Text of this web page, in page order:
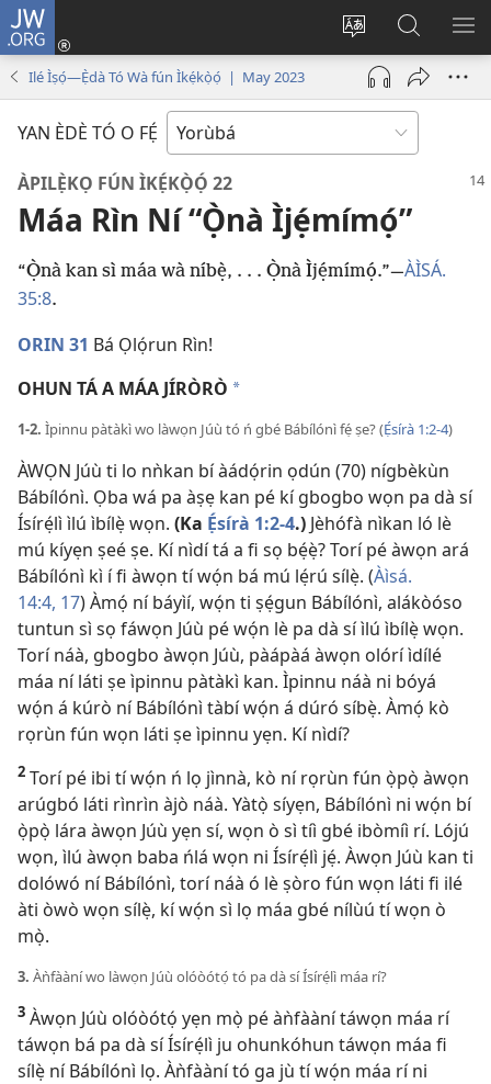
JW.ORG
Yí
èdè
ìkànnì
pa
Wọlé
(opens
window)
Wa
JW.ORG
Ilé Ìṣọ́—Ẹ̀dà Tó Wà fún Ìkẹ́kọ̀ọ́ | May 2023
YAN ÈDÈ TÓ O FẸ́
ÀPILẸ̀KỌ FÚN ÌKẸ́KỌ̀Ọ́ 22
Máa Rìn Ní “Ọ̀nà Ìjẹ́mímọ́”
“Ọ̀nà kan sì máa wà níbẹ̀, . . . Ọ̀nà Ìjẹ́mímọ́.”​—ÀÌSÁ.
35:8.
ORIN 31 Bá Ọlọ́run Rìn!
OHUN TÁ A MÁA JÍRÒRÒ a
1-2. Ìpinnu pàtàkì wo làwọn Júù tó ń gbé Bábílónì fẹ́ ṣe? (Ẹ́sírà 1:2-4)
ÀWỌN Júù ti lo nǹkan bí àádọ́rin ọdún (70) nígbèkùn
Bábílónì. Ọba wá pa àṣẹ kan pé kí gbogbo wọn pa dà sí
Ísírẹ́lì ìlú ìbílẹ̀ wọn. (Ka Ẹ́sírà 1:2-4.) Jèhófà nìkan ló lè
mú kíyẹn ṣeé ṣe. Kí nìdí tá a fi sọ bẹ́ẹ̀? Torí pé àwọn ará
Bábílónì kì í fi àwọn tí wọ́n bá mú lẹ́rú sílẹ̀. (Àìsá.
14:4, 17) Àmọ́ ní báyìí, wọ́n ti ṣẹ́gun Bábílónì, alákòóso
tuntun sì sọ fáwọn Júù pé wọ́n lè pa dà sí ìlú ìbílẹ̀ wọn.
Torí náà, gbogbo àwọn Júù, pàápàá àwọn olórí ìdílé
máa ní láti ṣe ìpinnu pàtàkì kan. Ìpinnu náà ni bóyá
wọ́n á kúrò ní Bábílónì tàbí wọ́n á dúró síbẹ̀. Àmọ́ kò
rọrùn fún wọn láti ṣe ìpinnu yẹn. Kí nìdí?
2 Torí pé ibi tí wọ́n ń lọ jìnnà, kò ní rọrùn fún ọ̀pọ̀ àwọn
arúgbó láti rìnrìn àjò náà. Yàtọ̀ síyẹn, Bábílónì ni wọ́n bí
ọ̀pọ̀ lára àwọn Júù yẹn sí, wọn ò sì tíì gbé ibòmíì rí. Lójú
wọn, ìlú àwọn baba ńlá wọn ni Ísírẹ́lì jẹ́. Àwọn Júù kan ti
dolówó ní Bábílónì, torí náà ó lè ṣòro fún wọn láti fi ilé
àti òwò wọn sílẹ̀, kí wọ́n sì lọ máa gbé nílùú tí wọn ò
mọ̀.
3. Àǹfààní wo làwọn Júù olóòótọ́ tó pa dà sí Ísírẹ́lì máa rí?
3 Àwọn Júù olóòótọ́ yẹn mọ̀ pé àǹfààní táwọn máa rí
táwọn bá pa dà sí Ísírẹ́lì ju ohunkóhun táwọn máa fi
sílẹ̀ ní Bábílónì lọ. Àǹfààní tó ga jù tí wọ́n máa rí ni